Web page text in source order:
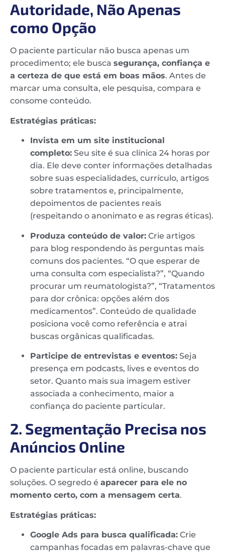
Autoridade, Não Apenas
como Opção
O paciente particular não busca apenas um
procedimento; ele busca segurança, confiança e
a certeza de que está em boas mãos. Antes de
marcar uma consulta, ele pesquisa, compara e
consome conteúdo.
Estratégias práticas:
Invista em um site institucional
completo: Seu site é sua clínica 24 horas por
dia. Ele deve conter informações detalhadas
sobre suas especialidades, currículo, artigos
sobre tratamentos e, principalmente,
depoimentos de pacientes reais
(respeitando o anonimato e as regras éticas).
Produza conteúdo de valor: Crie artigos
para blog respondendo às perguntas mais
comuns dos pacientes. “O que esperar de
uma consulta com especialista?”, “Quando
procurar um reumatologista?”, “Tratamentos
para dor crônica: opções além dos
medicamentos”. Conteúdo de qualidade
posiciona você como referência e atrai
buscas orgânicas qualificadas.
Participe de entrevistas e eventos: Seja
presença em podcasts, lives e eventos do
setor. Quanto mais sua imagem estiver
associada a conhecimento, maior a
confiança do paciente particular.
2. Segmentação Precisa nos
Anúncios Online
O paciente particular está online, buscando
soluções. O segredo é aparecer para ele no
momento certo, com a mensagem certa.
Estratégias práticas:
Google Ads para busca qualificada: Crie
campanhas focadas em palavras-chave que